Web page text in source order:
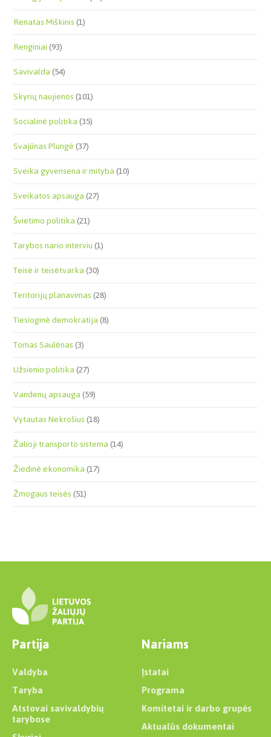
Renatas Miškinis(1)
Renginiai(93)
Savivalda(54)
Skyrių naujienos(101)
Socialinė politika(35)
Svajūnas Plungė(37)
Sveika gyvensena ir mityba(10)
Sveikatos apsauga(27)
Švietimo politika(21)
Tarybos nario interviu(1)
Teisė ir teisėtvarka(30)
Teritorijų planavimas(28)
Tiesioginė demokratija(8)
Tomas Saulėnas(3)
Užsienio politika(27)
Vandenų apsauga(59)
Vytautas Nekrošius(18)
Žalioji transporto sistema(14)
Žiedinė ekonomika(17)
Žmogaus teisės(51)
Partija
Valdyba
Taryba
Atstovai savivaldybių
tarybose
Nariams
Įstatai
Programa
Komitetai ir darbo grupės
Aktualūs dokumentai